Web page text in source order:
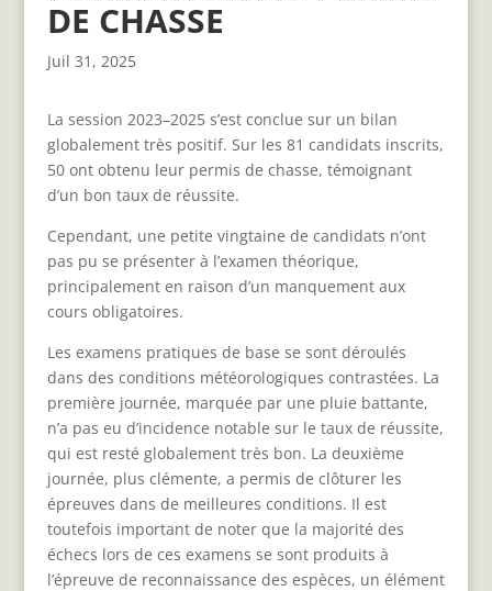
DE CHASSE
Juil 31, 2025
La session 2023–2025 s’est conclue sur un bilan
globalement très positif. Sur les 81 candidats inscrits,
50 ont obtenu leur permis de chasse, témoignant
d’un bon taux de réussite.
Cependant, une petite vingtaine de candidats n’ont
pas pu se présenter à l’examen théorique,
principalement en raison d’un manquement aux
cours obligatoires.
Les examens pratiques de base se sont déroulés
dans des conditions météorologiques contrastées. La
première journée, marquée par une pluie battante,
n’a pas eu d’incidence notable sur le taux de réussite,
qui est resté globalement très bon. La deuxième
journée, plus clémente, a permis de clôturer les
épreuves dans de meilleures conditions. Il est
toutefois important de noter que la majorité des
échecs lors de ces examens se sont produits à
l’épreuve de reconnaissance des espèces, un élément